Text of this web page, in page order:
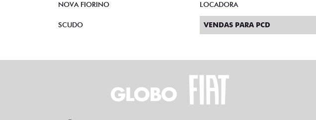
NOVA FIORINO
SCUDO
LOCADORA
VENDAS PARA PCD